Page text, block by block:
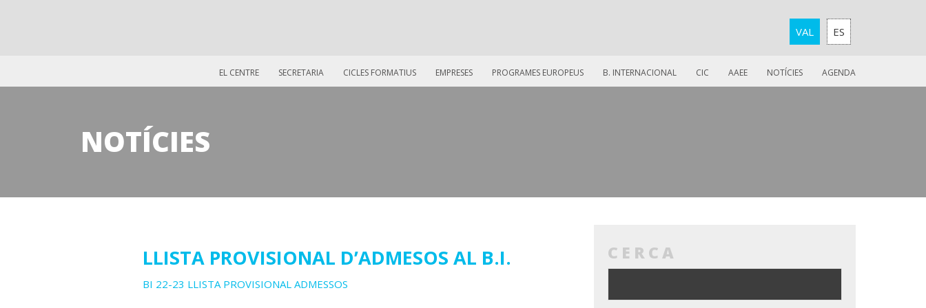
VAL ES
EL CENTRE SECRETARIA CICLES FORMATIUS EMPRESES PROGRAMES EUROPEUS B. INTERNACIONAL CIC AAEE NOTÍCIES AGENDA
NOTÍCIES
LLISTA PROVISIONAL D’ADMESOS AL B.I.
BI 22-23 LLISTA PROVISIONAL ADMESSOS
CERCA